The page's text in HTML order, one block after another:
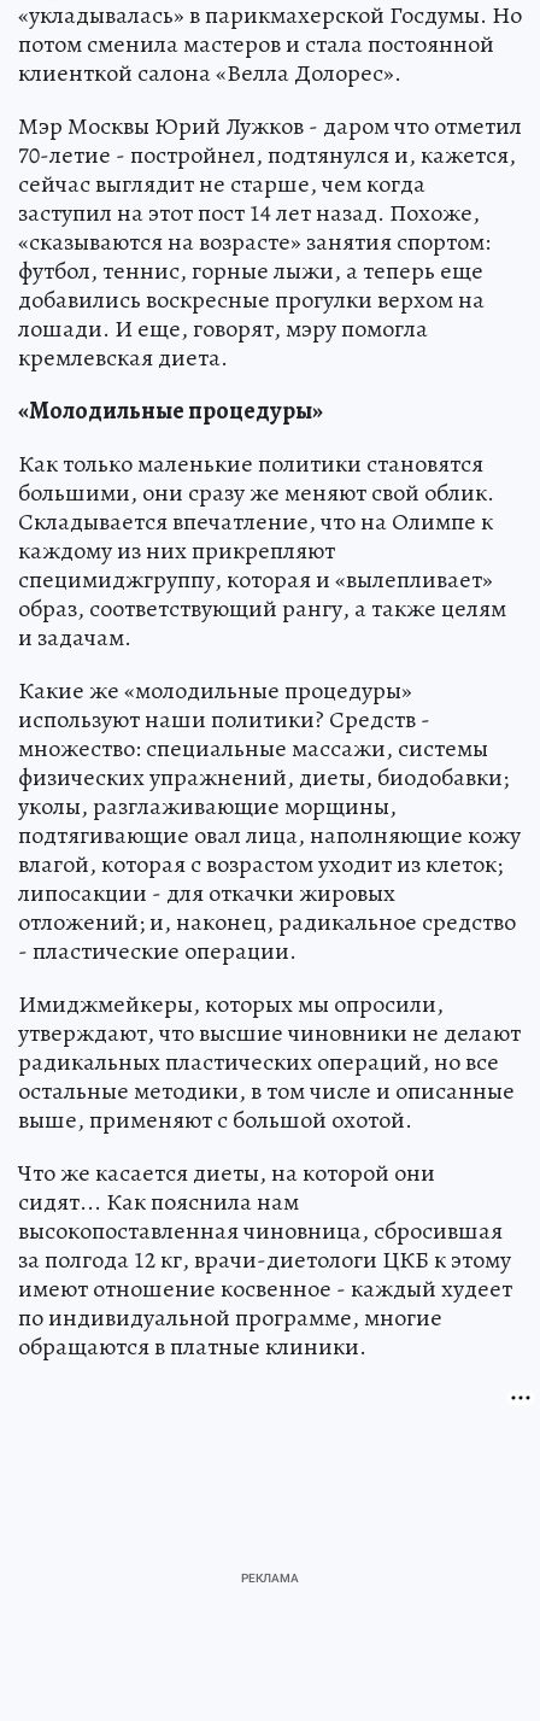
«укладывалась» в парикмахерской Госдумы. Но
потом сменила мастеров и стала постоянной
клиенткой салона «Велла Долорес».
Мэр Москвы Юрий Лужков - даром что отметил
70-летие - постройнел, подтянулся и, кажется,
сейчас выглядит не старше, чем когда
заступил на этот пост 14 лет назад. Похоже,
«сказываются на возрасте» занятия спортом:
футбол, теннис, горные лыжи, а теперь еще
добавились воскресные прогулки верхом на
лошади. И еще, говорят, мэру помогла
кремлевская диета.
«Молодильные процедуры»
Как только маленькие политики становятся
большими, они сразу же меняют свой облик.
Складывается впечатление, что на Олимпе к
каждому из них прикрепляют
специмиджгруппу, которая и «вылепливает»
образ, соответствующий рангу, а также целям
и задачам.
Какие же «молодильные процедуры»
используют наши политики? Средств -
множество: специальные массажи, системы
физических упражнений, диеты, биодобавки;
уколы, разглаживающие морщины,
подтягивающие овал лица, наполняющие кожу
влагой, которая с возрастом уходит из клеток;
липосакции - для откачки жировых
отложений; и, наконец, радикальное средство
- пластические операции.
Имиджмейкеры, которых мы опросили,
утверждают, что высшие чиновники не делают
радикальных пластических операций, но все
остальные методики, в том числе и описанные
выше, применяют с большой охотой.
Что же касается диеты, на которой они
сидят... Как пояснила нам
высокопоставленная чиновница, сбросившая
за полгода 12 кг, врачи-диетологи ЦКБ к этому
имеют отношение косвенное - каждый худеет
по индивидуальной программе, многие
обращаются в платные клиники.